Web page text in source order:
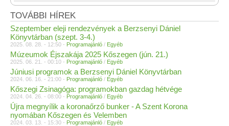
TOVÁBBI HÍREK
Szeptember eleji rendezvények a Berzsenyi Dániel
Könyvtárban (szept. 3-4.)
2025. 08. 28. - 12:50 - Programajánló / Egyéb
Múzeumok Éjszakája 2025 Kőszegen (jún. 21.)
2025. 06. 21. - 00:10 - Programajánló / Egyéb
Júniusi programok a Berzsenyi Dániel Könyvtárban
2024. 06. 16. - 21:00 - Programajánló / Egyéb
Kőszegi Zsinagóga: programokban gazdag hétvége
2024. 04. 26. - 08:00 - Programajánló / Egyéb
Újra megnyílik a koronaőrző bunker - A Szent Korona
nyomában Kőszegen és Velemben
2024. 03. 13. - 15:30 - Programajánló / Egyéb